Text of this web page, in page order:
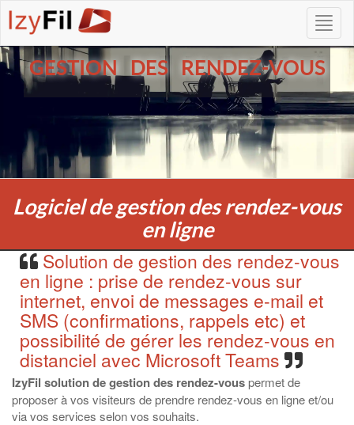
GESTION DES RENDEZ-VOUS
Logiciel de gestion des rendez-vous
en ligne
Solution de gestion des rendez-vous
en ligne : prise de rendez-vous sur
internet, envoi de messages e-mail et
SMS (confirmations, rappels etc) et
possibilité de gérer les rendez-vous en
distanciel avec Microsoft Teams
IzyFil solution de gestion des rendez-vouspermet de
proposer à vos visiteurs de prendre rendez-vous en ligne et/ou
via vos services selon vos souhaits.